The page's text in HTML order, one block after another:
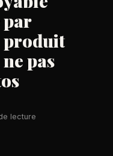
par
produit
pas
lecture